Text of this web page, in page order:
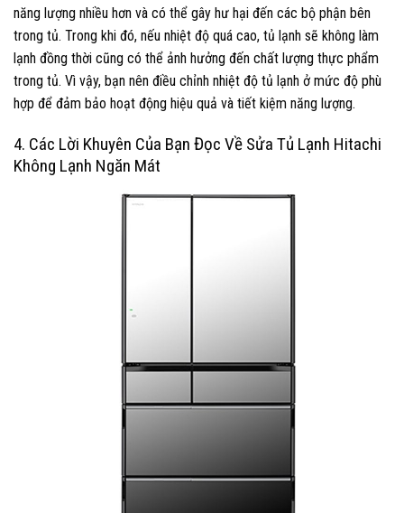
năng lượng nhiều hơn và có thể gây hư hại đến các bộ phận bên
trong tủ. Trong khi đó, nếu nhiệt độ quá cao, tủ lạnh sẽ không làm
lạnh đồng thời cũng có thể ảnh hưởng đến chất lượng thực phẩm
trong tủ. Vì vậy, bạn nên điều chỉnh nhiệt độ tủ lạnh ở mức độ phù
hợp để đảm bảo hoạt động hiệu quả và tiết kiệm năng lượng.
4. Các Lời Khuyên Của Bạn Đọc Về Sửa Tủ Lạnh Hitachi
Không Lạnh Ngăn Mát